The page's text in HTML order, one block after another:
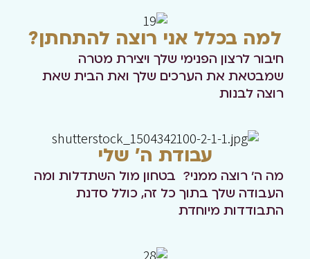
למה בכלל אני רוצה להתחתן?
חיבור לרצון הפנימי שלך ויצירת מטרה
שמבטאת את הערכים שלך ואת הבית שאת
רוצה לבנות
עבודת ה' שלי
מה ה' רוצה ממני? בטחון מול השתדלות ומה
העבודה שלך בתוך כל זה, כולל סדנת
התבודדות מיוחדת